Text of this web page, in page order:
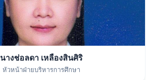
นางช่อลดา เหลืองสินศิริ
หัวหน้าฝ่ายบริหารการศึกษา